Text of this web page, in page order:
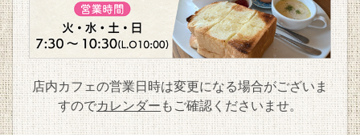
店内カフェの営業日時は変更になる場合がございま
すのでカレンダーもご確認くださいませ。